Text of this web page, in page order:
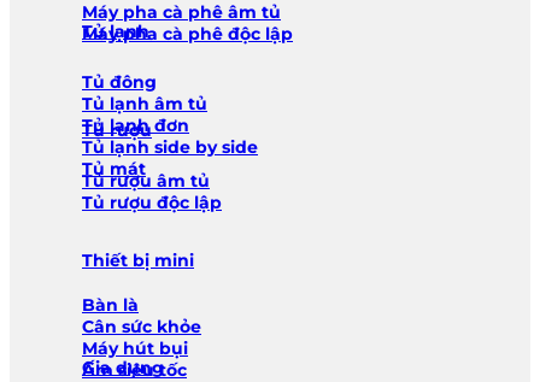
Máy pha cà phê âm tủ
Máy pha cà phê độc lập
Tủ lạnh
Tủ đông
Tủ lạnh âm tủ
Tủ lạnh đơn
Tủ lạnh side by side
Tủ mát
Tủ rượu
Tủ rượu âm tủ
Tủ rượu độc lập
Thiết bị mini
Bàn là
Cân sức khỏe
Máy hút bụi
Ấm siêu tốc
Gia dụng